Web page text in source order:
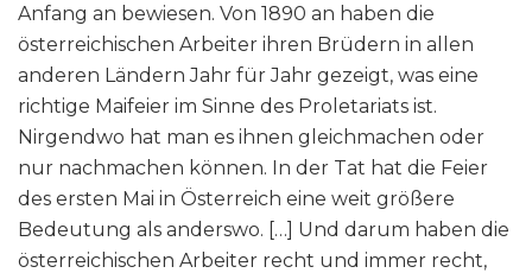
Anfang an bewiesen. Von 1890 an haben die
österreichischen Arbeiter ihren Brüdern in allen
anderen Ländern Jahr für Jahr gezeigt, was eine
richtige Maifeier im Sinne des Proletariats ist.
Nirgendwo hat man es ihnen gleichmachen oder
nur nachmachen können. In der Tat hat die Feier
des ersten Mai in Österreich eine weit größere
Bedeutung als anderswo. […] Und darum haben die
österreichischen Arbeiter recht und immer recht,